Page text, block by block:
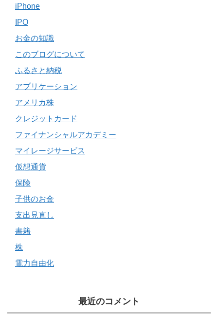
iPhone
IPO
お金の知識
このブログについて
ふるさと納税
アプリケーション
アメリカ株
クレジットカード
ファイナンシャルアカデミー
マイレージサービス
仮想通貨
保険
子供のお金
支出見直し
書籍
株
電力自由化
最近のコメント